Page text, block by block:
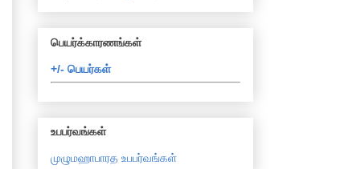
பெயர்க்காரணங்கள்
+/- பெயர்கள்
உபபர்வங்கள்
முழுமஹாபாரத உபபர்வங்கள்